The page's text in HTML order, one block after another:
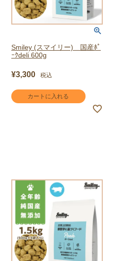
Smiley (スマイリー) 国産ﾎﾟ
ｰｸdeli 600g
¥3,300 税込
カートに入れる